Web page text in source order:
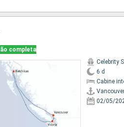
completa
Celebrity
6 d
Cabine
02/05/